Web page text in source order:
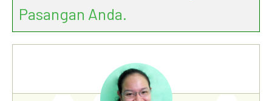
Pasangan Anda.